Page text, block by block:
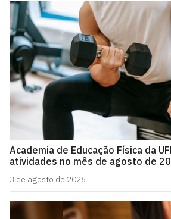
Academia de Educação Física da
atividades no mês de agosto de
3 de agosto de 2026